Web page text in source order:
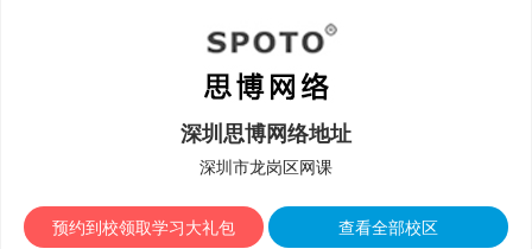
深圳思博网络地址
深圳市龙岗区网课
预约到校领取学习大礼包 查看全部校区